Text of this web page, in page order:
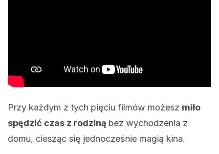
Przy każdym z tych pięciu filmów możesz miło
spędzić czas z rodziną bez wychodzenia z
domu, ciesząc się jednocześnie magią kina.